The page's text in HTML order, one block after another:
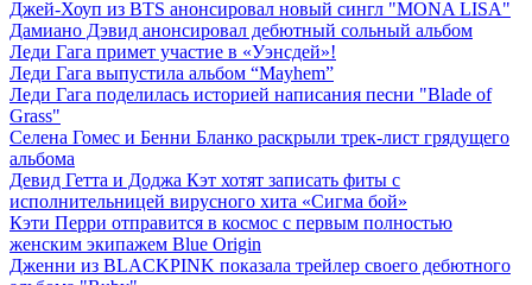
Джей-Хоуп из BTS анонсировал новый сингл "MONA LISA"
Дамиано Дэвид анонсировал дебютный сольный альбом
Леди Гага примет участие в «Уэнсдей»!
Леди Гага выпустила альбом “Mayhem”
Леди Гага поделилась историей написания песни "Blade of
Grass"
Селена Гомес и Бенни Бланко раскрыли трек-лист грядущего
альбома
Девид Гетта и Доджа Кэт хотят записать фиты с
исполнительницей вирусного хита «Сигма бой»
Кэти Перри отправится в космос с первым полностью
женским экипажем Blue Origin
Дженни из BLACKPINK показала трейлер своего дебютного